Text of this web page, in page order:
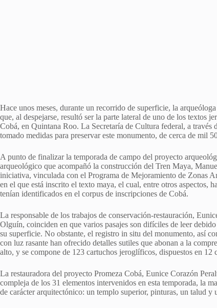
Hace unos meses, durante un recorrido de superficie, la
que, al despejarse, resultó ser la parte lateral de uno de los textos
Cobá, en Quintana Roo. La Secretaría de Cultura federal, a
tomado medidas para preservar este monumento, de cerca de mil
A punto de finalizar la temporada de campo del proyecto
arqueológico que acompañó la construcción del Tren Maya,
iniciativa, vinculada con el Programa de Mejoramiento de Zonas
en el que está inscrito el texto maya, el cual, entre otros aspectos,
tenían identificados en el corpus de inscripciones de Cobá.
La responsable de los trabajos de conservación-restauración,
Olguín, coinciden en que varios pasajes son difíciles de leer
su superficie. No obstante, el registro in situ del monumento, así
con luz rasante han ofrecido detalles sutiles que abonan a la
alto, y se compone de 123 cartuchos jeroglíficos, dispuestos en 12
La restauradora del proyecto Promeza Cobá, Eunice Corazón
compleja de los 31 elementos intervenidos en esta temporada, la
de carácter arquitectónico: un templo superior, pinturas, un talud y